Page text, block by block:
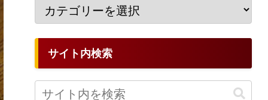
サイト内検索